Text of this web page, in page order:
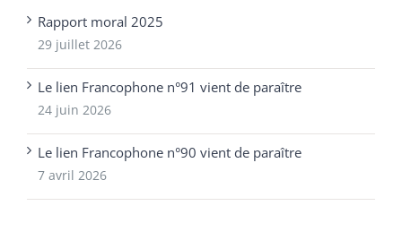
Rapport moral 2025
29 juillet 2026
Le lien Francophone n°91 vient de paraître
24 juin 2026
Le lien Francophone n°90 vient de paraître
7 avril 2026